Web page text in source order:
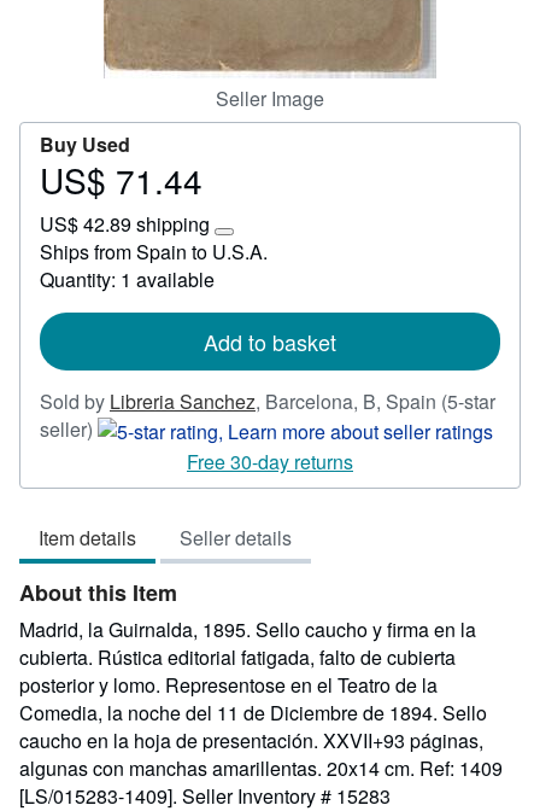
Seller Image
Buy Used
Price
71.44
US$ 71.44
US$ 42.89 shipping
Learn
more
rates
Ships from Spain to U.S.A.
Quantity: 1 available
Add to basket
Sold by Libreria Sanchez, Barcelona, B, Spain (5-star
seller) Seller
5
of
5
stars
Free 30-day returns
Item details Seller details
About this Item
Madrid, la Guirnalda, 1895. Sello caucho y firma en la
cubierta. Rústica editorial fatigada, falto de cubierta
posterior y lomo. Representose en el Teatro de la
Comedia, la noche del 11 de Diciembre de 1894. Sello
caucho en la hoja de presentación. XXVII+93 páginas,
algunas con manchas amarillentas. 20x14 cm. Ref: 1409
[LS/015283-1409]. Seller Inventory # 15283